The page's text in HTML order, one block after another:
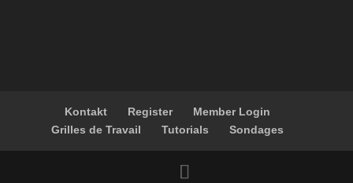
Kontakt Register
Member Login
Grilles de Travail
Tutorials Sondages